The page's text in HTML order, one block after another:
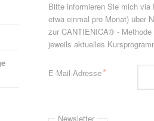
Bitte informieren Sie mich
etwa einmal pro Monat) über
zur CANTIENICA® -
jeweils aktuelles
Pflichtfeld
E-Mail-Adresse*
Newsletter